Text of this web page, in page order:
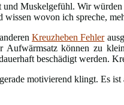
Muskelgefühl. Wir würden
wovon ich spreche,
Kreuzheben Fehler
können zu
beschädigt werden.
motivierend klingt. Es